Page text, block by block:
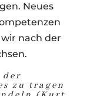
Neues
nach der
der
zu tragen